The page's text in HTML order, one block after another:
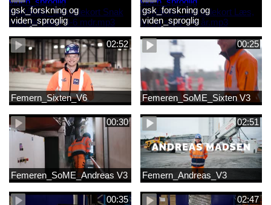
gsk_forskning og
viden_sproglig
forståelse_Samtalekort Snak
med din baby 0-6 mdr.mp3
gsk_forskning og
viden_sproglig
forståelse_Samtalekort Læs,
lyt og skriv 3-6 år.mp3
02:52
Femern_Sixten_V6
00:25
Femeren_SoME_Sixten V3
00:30
Femeren_SoME_Andreas V3
02:51
Femern_Andreas_V3
00:35 02:47